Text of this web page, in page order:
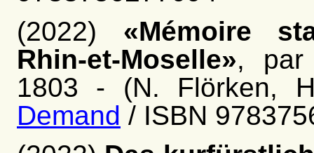
(2022) «Mémoire
Rhin-et-Moselle», par
1803 - (N. Flörken,
Demand / ISBN